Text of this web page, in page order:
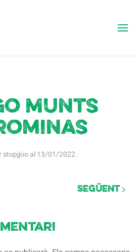
Munts
stopjjooal13/01/2022.
Següent